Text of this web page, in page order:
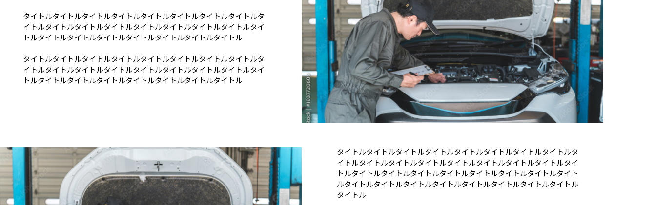
タイトルタイトルタイトルタイトルタイトルタイトルタイトルタイトルタ
イトルタイトルタイトルタイトルタイトルタイトルタイトルタイトルタイ
トルタイトルタイトルタイトルタイトルタイトルタイトルタイトル
タイトルタイトルタイトルタイトルタイトルタイトルタイトルタイトルタ
イトルタイトルタイトルタイトルタイトルタイトルタイトルタイトルタイ
トルタイトルタイトルタイトルタイトルタイトルタイトルタイトル
タイトルタイトルタイトルタイトルタイトルタイトルタイトルタイトルタ
イトルタイトルタイトルタイトルタイトルタイトルタイトルタイトルタイ
トルタイトルタイトルタイトルタイトルタイトルタイトルタイトルタイト
ルタイトルタイトルタイトルタイトルタイトルタイトルタイトルタイトル
タイトル